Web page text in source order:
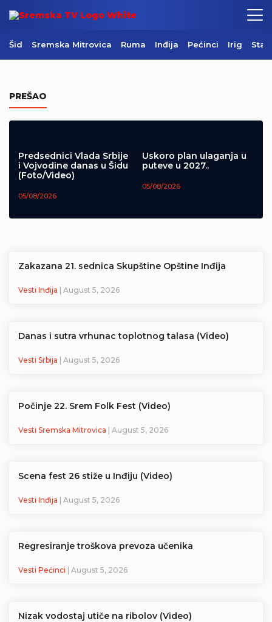
Šid Sremska Mitrovica Ruma Inđija Pećinci Irig
PREŠAO
Predsednici Vlada Srbije
i Vojvodine danas u Šidu
(Foto/Video)
05/08/2026
Uskoro plan ulaganja u
puteve u 2027..
05/08/2026
Zakazana 21. sednica Skupštine Opštine Inđija
Vesti Inđija | August 5, 2026
Danas i sutra vrhunac toplotnog talasa (Video)
Vesti Srbija | August 5, 2026
Počinje 22. Srem Folk Fest (Video)
Vesti Sremska Mitrovica | August 5, 2026
Scena fest 26 stiže u Inđiju (Video)
Vesti Inđija | August 5, 2026
Regresiranje troškova prevoza učenika
Vesti Pećinci | August 5, 2026
Nizak vodostaj utiče na ribolov (Video)